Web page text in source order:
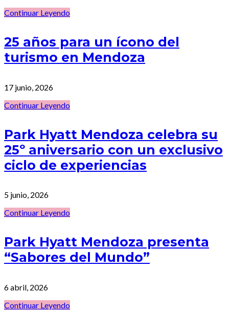
Continuar Leyendo
25 años para un ícono del
turismo en Mendoza
17 junio, 2026
Continuar Leyendo
Park Hyatt Mendoza celebra su
25º aniversario con un exclusivo
ciclo de experiencias
5 junio, 2026
Continuar Leyendo
Park Hyatt Mendoza presenta
“Sabores del Mundo”
6 abril, 2026
Continuar Leyendo